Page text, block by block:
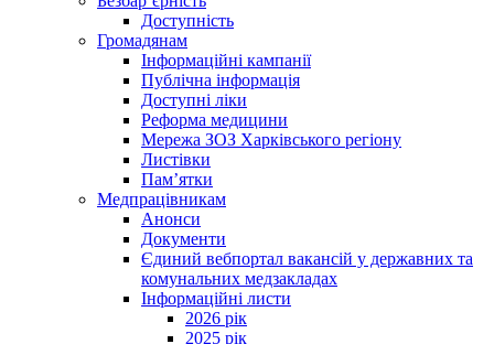
Доступність
Громадянам
Інформаційні кампанії
Публічна інформація
Доступні ліки
Реформа медицини
Мережа ЗОЗ Харківського регіону
Листівки
Пам’ятки
Медпрацівникам
Анонси
Документи
Єдиний вебпортал вакансій у державних та
комунальних медзакладах
Інформаційні листи
2026 рік
2025 рік